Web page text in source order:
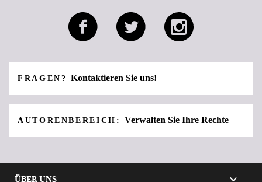
FRAGEN? Kontaktieren Sie uns!
AUTORENBEREICH: Verwalten Sie Ihre Rechte
ÜBER UNS